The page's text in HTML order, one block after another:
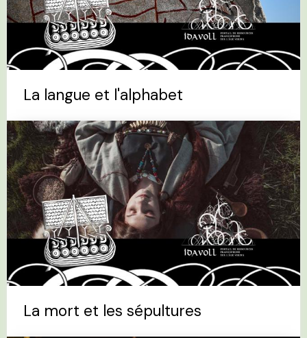
La langue et l'alphabet
La mort et les sépultures